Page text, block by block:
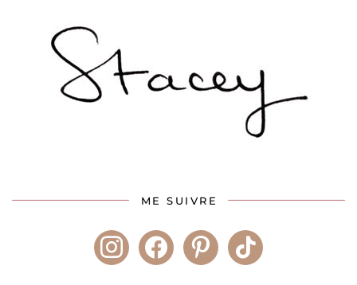
ME SUIVRE
instagramfacebookpinteresttiktok